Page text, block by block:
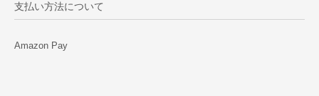
支払い方法について
Amazon Pay